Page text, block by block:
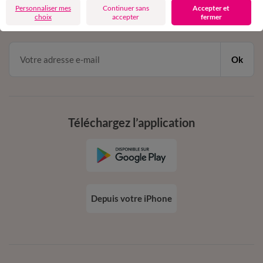
dès 20€ d’achat
conditions dans votre email de confirmation
Ok
Téléchargez l’application
Depuis votre iPhone
Personnaliser mes
choix
Continuer sans
accepter
Accepter et
fermer